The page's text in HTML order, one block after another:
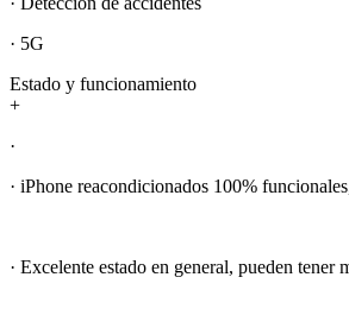
· 5G
Estado y funcionamiento
+
·
· iPhone reacondicionados 100%
· Excelente estado en general, pueden tener